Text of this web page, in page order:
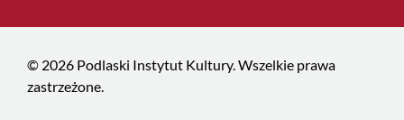
© 2026 Podlaski Instytut Kultury. Wszelkie prawa
zastrzeżone.